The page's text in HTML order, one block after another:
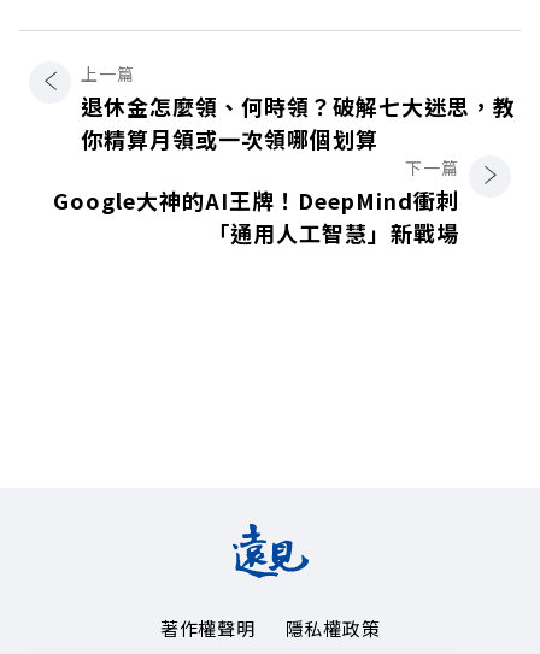
上一篇
退休金怎麼領、何時領？破解七大迷思，教
你精算月領或一次領哪個划算
下一篇
Google大神的AI王牌！DeepMind衝刺
「通用人工智慧」新戰場
著作權聲明 隱私權政策